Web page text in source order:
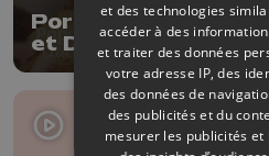
Porc à la bière
et Dufrais
et des technologies
accéder à des
et traiter des données
votre adresse IP, des
des données de
des publicités et du
mesurer les publicités